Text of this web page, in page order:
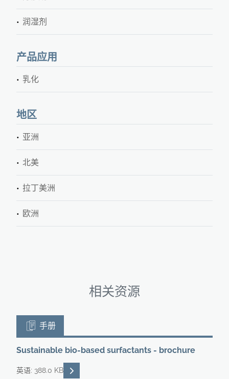
润湿剂
产品应用
乳化
地区
亚洲
北美
拉丁美洲
欧洲
相关资源
手册
Sustainable bio-based surfactants - brochure
英语: 388.0 KB READ DESCRIPTIONS